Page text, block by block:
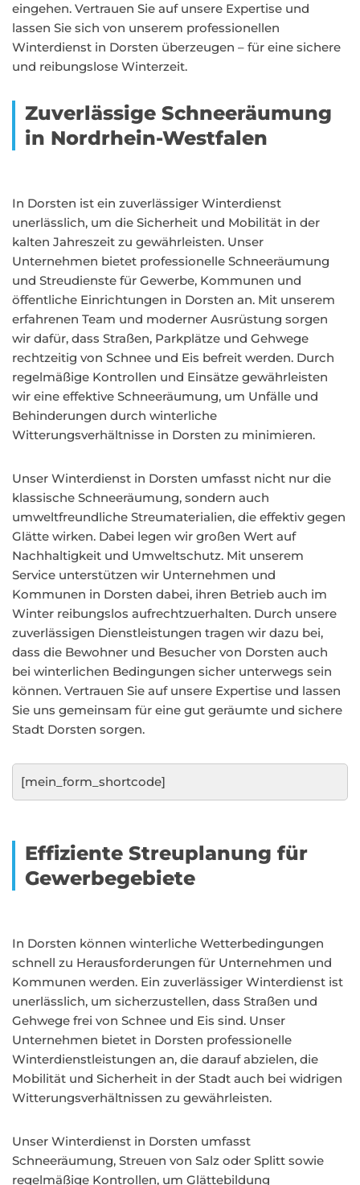
eingehen. Vertrauen Sie auf unsere Expertise und
lassen Sie sich von unserem professionellen
Winterdienst in Dorsten überzeugen – für eine sichere
und reibungslose Winterzeit.
Zuverlässige Schneeräumung
in Nordrhein-Westfalen
In Dorsten ist ein zuverlässiger Winterdienst
unerlässlich, um die Sicherheit und Mobilität in der
kalten Jahreszeit zu gewährleisten. Unser
Unternehmen bietet professionelle Schneeräumung
und Streudienste für Gewerbe, Kommunen und
öffentliche Einrichtungen in Dorsten an. Mit unserem
erfahrenen Team und moderner Ausrüstung sorgen
wir dafür, dass Straßen, Parkplätze und Gehwege
rechtzeitig von Schnee und Eis befreit werden. Durch
regelmäßige Kontrollen und Einsätze gewährleisten
wir eine effektive Schneeräumung, um Unfälle und
Behinderungen durch winterliche
Witterungsverhältnisse in Dorsten zu minimieren.
Unser Winterdienst in Dorsten umfasst nicht nur die
klassische Schneeräumung, sondern auch
umweltfreundliche Streumaterialien, die effektiv gegen
Glätte wirken. Dabei legen wir großen Wert auf
Nachhaltigkeit und Umweltschutz. Mit unserem
Service unterstützen wir Unternehmen und
Kommunen in Dorsten dabei, ihren Betrieb auch im
Winter reibungslos aufrechtzuerhalten. Durch unsere
zuverlässigen Dienstleistungen tragen wir dazu bei,
dass die Bewohner und Besucher von Dorsten auch
bei winterlichen Bedingungen sicher unterwegs sein
können. Vertrauen Sie auf unsere Expertise und lassen
Sie uns gemeinsam für eine gut geräumte und sichere
Stadt Dorsten sorgen.
[mein_form_shortcode]
Effiziente Streuplanung für
Gewerbegebiete
In Dorsten können winterliche Wetterbedingungen
schnell zu Herausforderungen für Unternehmen und
Kommunen werden. Ein zuverlässiger Winterdienst ist
unerlässlich, um sicherzustellen, dass Straßen und
Gehwege frei von Schnee und Eis sind. Unser
Unternehmen bietet in Dorsten professionelle
Winterdienstleistungen an, die darauf abzielen, die
Mobilität und Sicherheit in der Stadt auch bei widrigen
Witterungsverhältnissen zu gewährleisten.
Unser Winterdienst in Dorsten umfasst
Schneeräumung, Streuen von Salz oder Splitt sowie
regelmäßige Kontrollen, um Glättebildung